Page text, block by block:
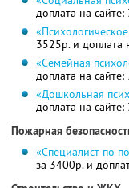
доплата на
3525р. и доплата
«Семейная
доплата на
«Дошкольная
доплата на
Пожарная
«Специалист по
за 3400р. и